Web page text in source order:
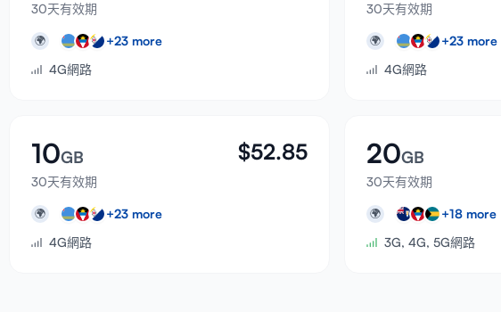
30天有效期
🌍 +23 more
4G網路
30天有效期
🌍 +23 more
4G網路
10GB
30天有效期
$52.85
🌍 +23 more
4G網路
20GB
30天有效期
🌍 +18 more
3G, 4G, 5G網路